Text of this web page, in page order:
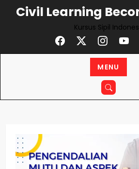
Civil Learning
Kursus Sipil
MENU